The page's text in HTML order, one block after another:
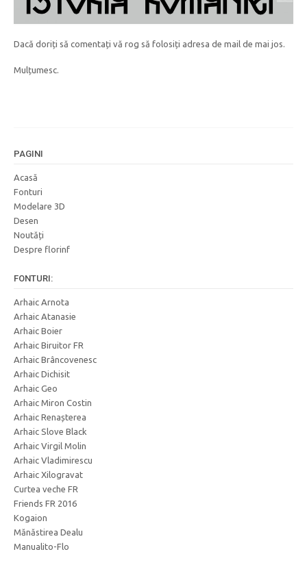
Dacă doriți să comentați vă rog să folosiți adresa de mail de mai jos.
Mulțumesc.
PAGINI
Acasă
Fonturi
Modelare 3D
Desen
Noutăți
Despre florinf
FONTURI:
Arhaic Arnota
Arhaic Atanasie
Arhaic Boier
Arhaic Biruitor FR
Arhaic Brâncovenesc
Arhaic Dichisit
Arhaic Geo
Arhaic Miron Costin
Arhaic Renașterea
Arhaic Slove Black
Arhaic Virgil Molin
Arhaic Vladimirescu
Arhaic Xilogravat
Curtea veche FR
Friends FR 2016
Kogaion
Mănăstirea Dealu
Manualito-Flo